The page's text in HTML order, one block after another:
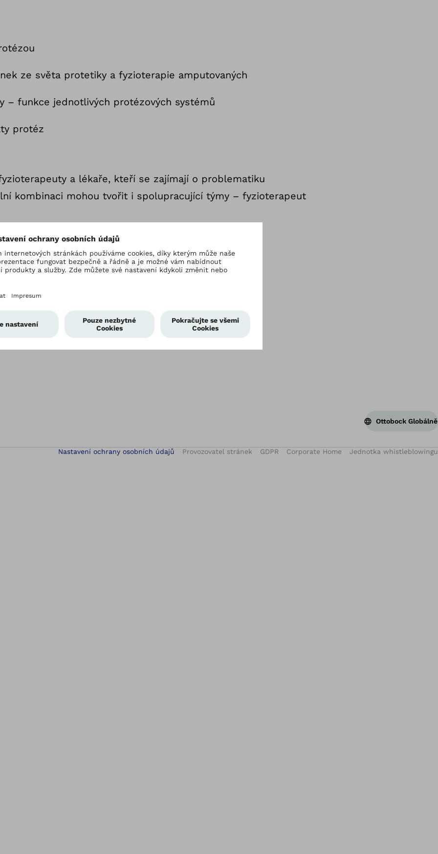
ze světa protetiky a fyzioterapie amputovaných
– funkce jednotlivých protézových systémů
protéz
a lékaře, kteří se zajímají o problematiku
kombinaci mohou tvořit i spolupracující týmy – fyzioterapeut
Ottobock Globálně
Nastavení ochrany osobních údajů Provozovatel stránek GDPR Corporate Home Jednotka whistleblowingu